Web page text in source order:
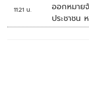
11:21 น.
ออกหมาย
ประชาชน